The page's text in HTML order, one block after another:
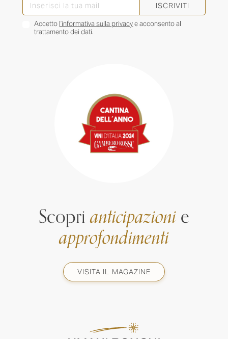
ISCRIVITI
Accetto l’informativa sulla privacye acconsento al
trattamento dei dati.
Scoprianticipazionie
approfondimenti
VISITA IL MAGAZINE